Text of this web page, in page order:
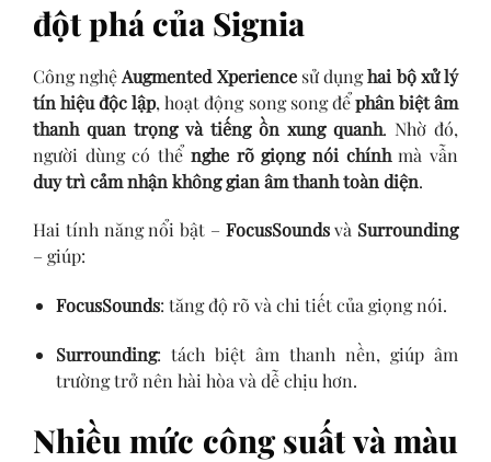
đột phá của Signia
Công nghệAugmented Xperiencesử dụnghai bộ xử lý
tín hiệu độc lập, hoạt động song song đểphân biệt âm
thanh quan trọng và tiếng ồn xung quanh. Nhờ đó,
người dùng có thể nghe rõ giọng nói chínhmà vẫn
duy trì cảm nhận không gian âm thanh toàn diện.
Hai tính năng nổi bật – FocusSoundsvà Surrounding
– giúp:
FocusSounds: tăng độ rõ và chi tiết của giọng nói.
Surrounding: tách biệt âm thanh nền, giúp âm
trường trở nên hài hòa và dễ chịu hơn.
Nhiều mức công suất và màu